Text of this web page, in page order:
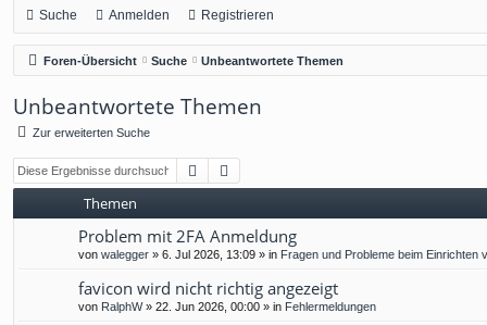
ch
ne
llz
ug
f
Suche Anmelden Registrieren
Foren-Übersicht Suche Unbeantwortete Themen
Unbeantwortete Themen
Zur erweiterten Suche
Suche
Themen
Problem mit 2FA Anmeldung
von walegger » 6. Jul 2026, 13:09 » in Fragen und Probleme beim Einrichten
favicon wird nicht richtig angezeigt
von RalphW» 22. Jun 2026, 00:00 » in Fehlermeldungen